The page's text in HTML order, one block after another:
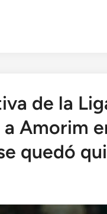
de la
Amorim
quedó